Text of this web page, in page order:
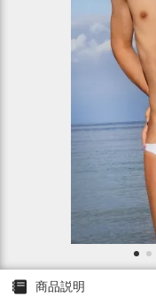
商品説明